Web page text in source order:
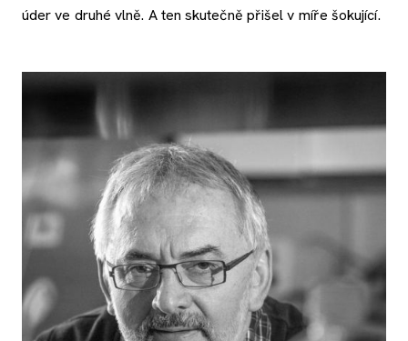
úder ve druhé vlně. A ten skutečně přišel v míře šokující.